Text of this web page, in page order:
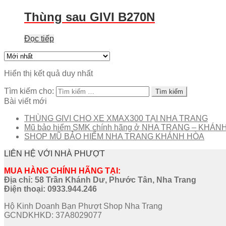
Thùng sau GIVI B270N
Đọc tiếp
Hiển thị kết quả duy nhất
Tìm kiếm cho:
Bài viết mới
THÙNG GIVI CHO XE XMAX300 TẠI NHA TRANG
Mũ bảo hiểm SMK chính hãng ở NHA TRANG –
SHOP MŨ BẢO HIỂM NHA TRANG KHÁNH HÒA
LIÊN HỆ VỚI NHÀ PHƯỢT
MUA HÀNG CHÍNH HÃNG TẠI:
Địa chỉ: 58 Trần Khánh Dư, Phước Tân, Nha Trang
Điện thoại: 0933.944.246
Hộ Kinh Doanh Bạn Phượt Shop Nha Trang
GCNDKHKD: 37A8029077